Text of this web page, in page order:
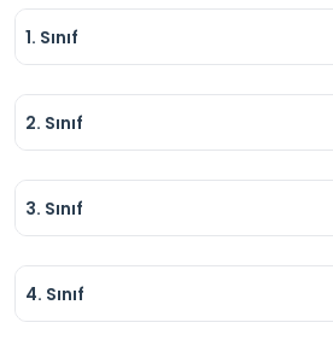
1. Sınıf
2. Sınıf
3. Sınıf
4. Sınıf